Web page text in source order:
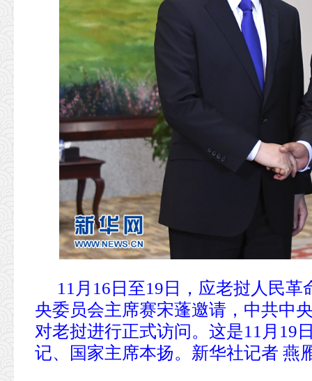
11月16日至19日，应老挝人民
央委员会主席赛宋蓬邀请，中共中
对老挝进行正式访问。这是11月19
记、国家主席本扬。新华社记者 燕